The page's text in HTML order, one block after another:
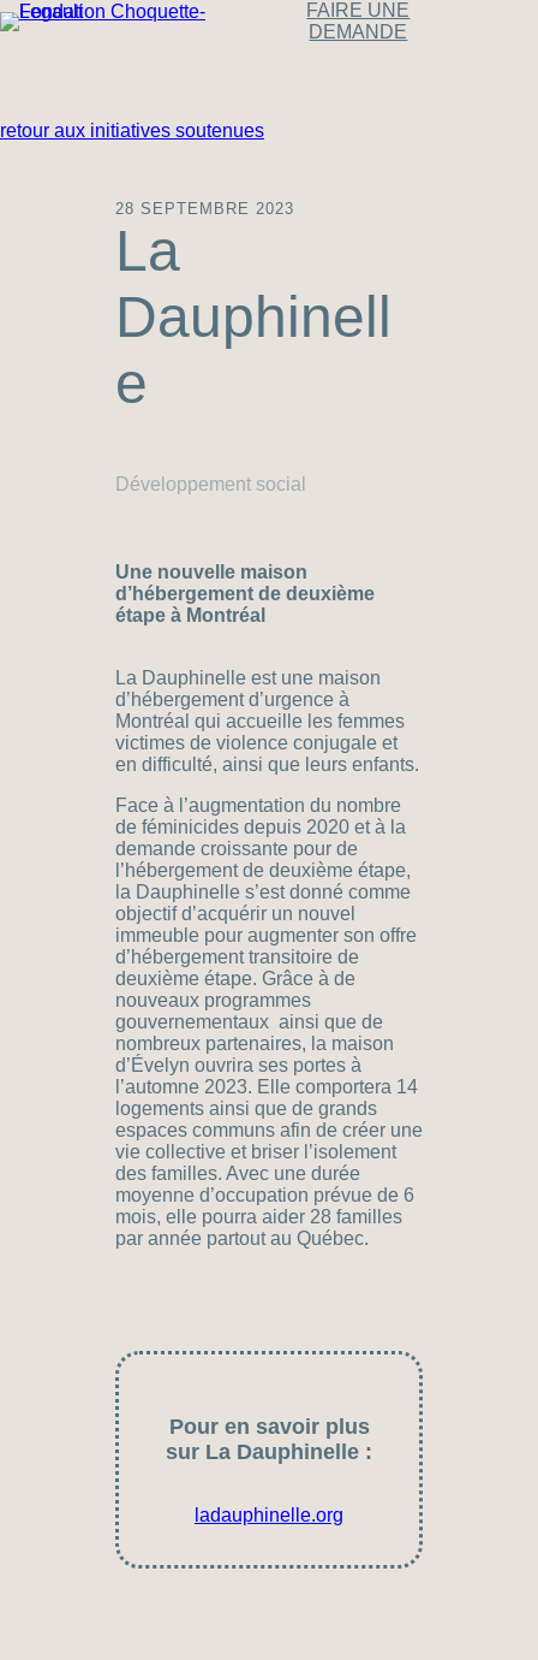
FAIRE UNE
DEMANDE
retour aux initiatives soutenues
28 SEPTEMBRE 2023
La
Dauphinell
e
Développement social
Une nouvelle maison
d’hébergement de deuxième
étape à Montréal
La Dauphinelle est une maison
d’hébergement d’urgence à
Montréal qui accueille les femmes
victimes de violence conjugale et
en difficulté, ainsi que leurs enfants.
Face à l’augmentation du nombre
de féminicides depuis 2020 et à la
demande croissante pour de
l’hébergement de deuxième étape,
la Dauphinelle s’est donné comme
objectif d’acquérir un nouvel
immeuble pour augmenter son offre
d’hébergement transitoire de
deuxième étape. Grâce à de
nouveaux programmes
gouvernementaux ainsi que de
nombreux partenaires, la maison
d’Évelyn ouvrira ses portes à
l’automne 2023. Elle comportera 14
logements ainsi que de grands
espaces communs afin de créer une
vie collective et briser l’isolement
des familles. Avec une durée
moyenne d’occupation prévue de 6
mois, elle pourra aider 28 familles
par année partout au Québec.
Pour en savoir plus
sur La Dauphinelle :
ladauphinelle.org